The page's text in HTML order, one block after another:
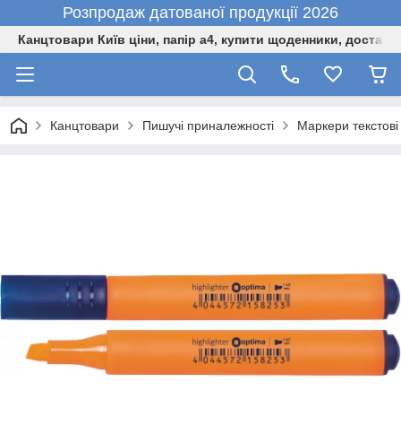
Розпродаж датованої продукції 2026
Канцтовари Київ ціни, папір а4, купити щоденники,
Канцтовари Пишучі приналежності Маркери текстові